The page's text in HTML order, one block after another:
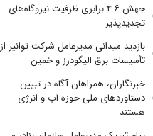
جهش ۴.۶ برابری ظرفیت نیروگاه‌های
تجدیدپذیر
بازدید میدانی مدیرعامل شرکت توانیر از
تأسیسات برق الیگودرز و خمین
خبرنگاران، همراهان آگاه در تبیین
دستاوردهای ملی حوزه آب و انرژی
هستند